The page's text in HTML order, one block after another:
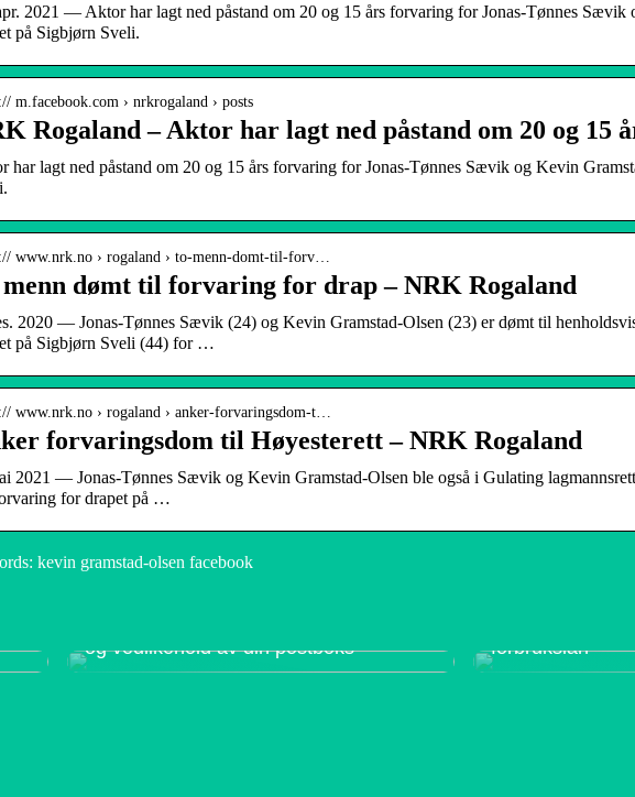
2021 — Aktor har lagt ned påstand om 20 og 15 års forvaring for Jonas-Tønnes Sævik
på Sigbjørn Sveli.
m.facebook.com › nrkrogaland › posts
Rogaland – Aktor har lagt ned påstand om 20 og 15
har lagt ned påstand om 20 og 15 års forvaring for Jonas-Tønnes Sævik og Kevin
www.nrk.no › rogaland › to-menn-domt-til-forv…
menn dømt til forvaring for drap – NRK Rogaland
2020 — Jonas-Tønnes Sævik (24) og Kevin Gramstad-Olsen (23) er dømt til
på Sigbjørn Sveli (44) for …
www.nrk.no › rogaland › anker-forvaringsdom-t…
forvaringsdom til Høyesterett – NRK Rogaland
2021 — Jonas-Tønnes Sævik og Kevin Gramstad-Olsen ble også i Gulating
for drapet på …
kevin gramstad-olsen facebook
og vedlikehold av din postboks
forbrukslån